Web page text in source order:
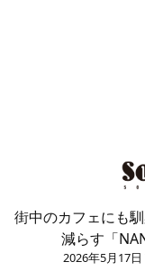
街中のカフェにも
減らす「
2026年5月17日